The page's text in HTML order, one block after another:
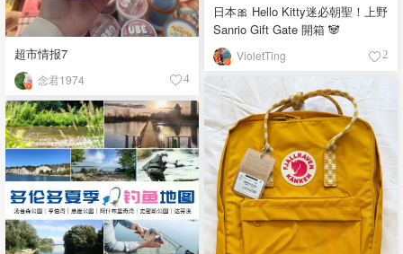
超市情报7
念君1974 4
日本🎀 Hello Kitty迷必朝聖！上野
Sanrio Gift Gate 開箱 🐼
VioletTing 2